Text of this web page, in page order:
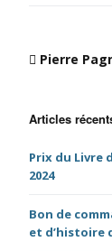
Pierre
Articles
Prix du Livre
2024
Bon de
et d’histoire